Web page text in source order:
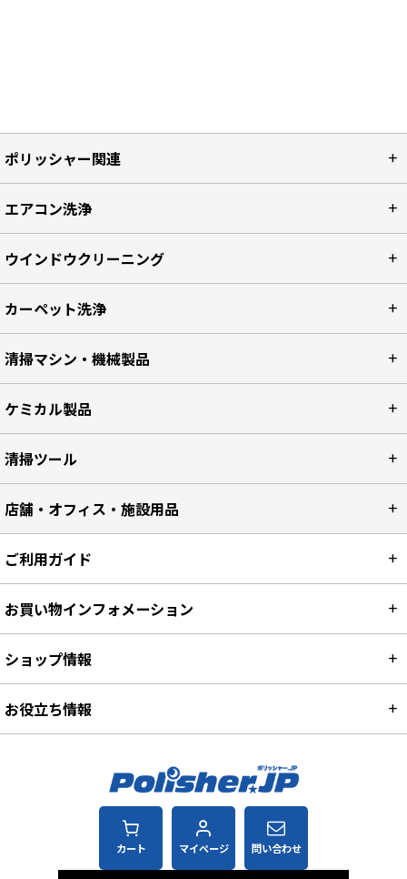
ポリッシャー関連
エアコン洗浄
ウインドウクリーニング
カーペット洗浄
清掃マシン・機械製品
ケミカル製品
清掃ツール
店舗・オフィス・施設用品
カート マイページ 問い合わせ
ご利用ガイド
お買い物インフォメーション
ショップ情報
お役立ち情報